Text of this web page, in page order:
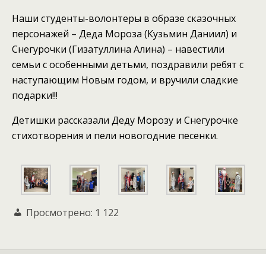
Наши студенты-волонтеры в образе сказочных
персонажей – Деда Мороза (Кузьмин Даниил) и
Снегурочки (Гизатуллина Алина) – навестили
семьи с особенными детьми, поздравили ребят с
наступающим Новым годом, и вручили сладкие
подарки!!!
Детишки рассказали Деду Морозу и Снегурочке
стихотворения и пели новогодние песенки.
Просмотрено: 1 122